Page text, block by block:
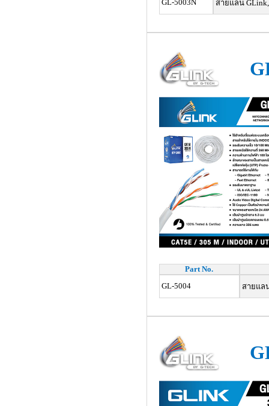
GL-5003N
สายแลน GLink,
Part No.
GL-5004
สายแล